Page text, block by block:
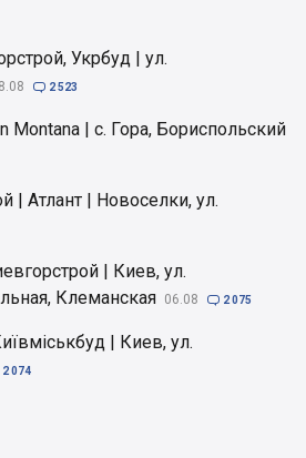
Укрбуд | ул.
 2 523
Montana | с. Гора, Бориспольский
| Атлант | Новоселки, ул.
| Киев, ул.
Клеманская 06.08  2 075
| Киев, ул.
2 074